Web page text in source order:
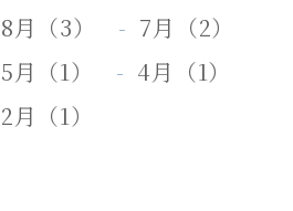
8月（3）
7月（2）
5月（1）
4月（1）
2月（1）